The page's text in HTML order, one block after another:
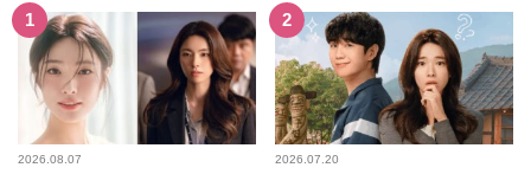
2026.08.07 2026.07.20